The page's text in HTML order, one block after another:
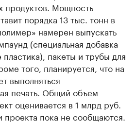
продуктов. Мощность
порядка 13 тыс. тонн в
намерен выпускать
(специальная добавка
пакеты и трубы для
того, планируется, что на
выполняться
печать. Общий объем
оценивается в 1 млрд руб.
проекта пока не сообщаются.